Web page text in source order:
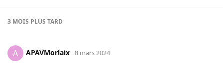
3 MOIS PLUS TARD
A APAVMorlaix 8 mars 2024